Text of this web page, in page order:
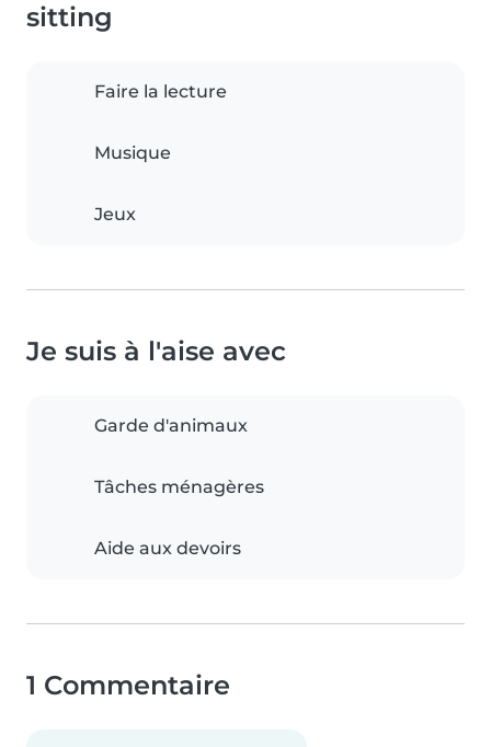
sitting
Faire la lecture
Musique
Jeux
Je suis à l'aise avec
Garde d'animaux
Tâches ménagères
Aide aux devoirs
1 Commentaire